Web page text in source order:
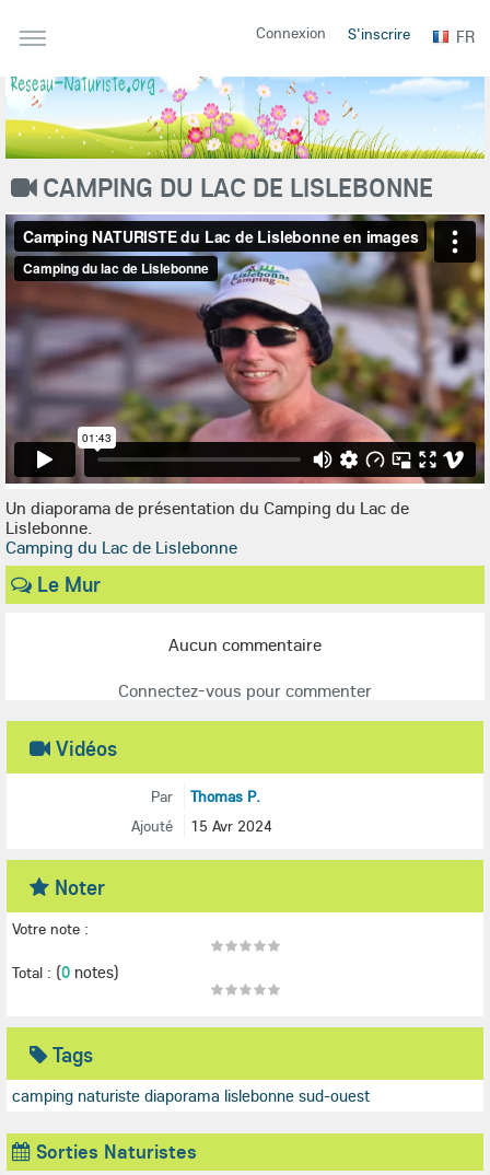
Connexion S'inscrire FR
CAMPING DU LAC DE LISLEBONNE
Un diaporama de présentation du Camping du Lac de
Lislebonne.
Camping du Lac de Lislebonne
Le Mur
Aucun commentaire
Connectez-vous pour commenter
Vidéos
Par
Thomas P.
Ajouté
15 Avr 2024
Noter
Votre note :
Total : (0 notes)
Tags
camping naturiste diaporama lislebonne sud-ouest
Sorties Naturistes